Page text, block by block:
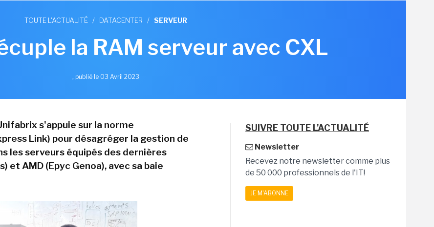
TOUTE L'ACTUALITÉ / DATACENTER / SERVEUR
la RAM serveur avec CXL
, publié le 03 Avril 2023
s'appuie sur la norme
Link) pour désagréger la gestion de
les serveurs équipés des dernières
et AMD (Epyc Genoa), avec sa baie
SUIVRE TOUTE L'ACTUALITÉ
Newsletter
Recevez notre newsletter comme plus
de 50 000 professionnels de l'IT!
JE M'ABONNE